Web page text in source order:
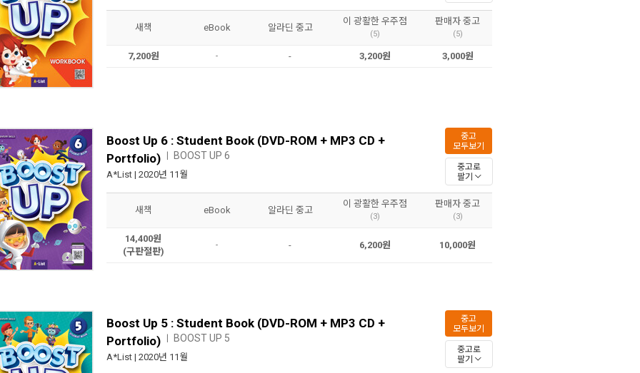
새책 eBook 알라딘 중고
이 광활한 우주점
(5)
판매자 중고
(5)
7,200원 - - 3,200원 3,000원
Boost Up 6 : Student Book (DVD-ROM + MP3 CD +
Portfolio) BOOST UP 6
A*List | 2020년 11월
중고
모두보기
중고로
팔기
새책 eBook 알라딘 중고
이 광활한 우주점
(3)
판매자 중고
(3)
14,400원
(구판절판)
- - 6,200원 10,000원
Boost Up 5 : Student Book (DVD-ROM + MP3 CD +
Portfolio) BOOST UP 5
A*List | 2020년 11월
중고
모두보기
중고로
팔기